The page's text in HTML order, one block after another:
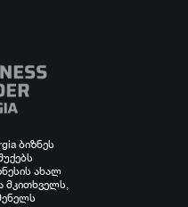
ბიზნეს
ახალ
მკითხველს,